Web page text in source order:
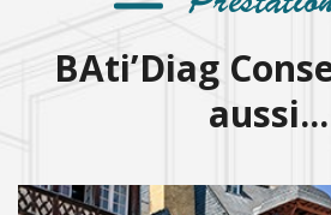
BAti’Diag
aussi...